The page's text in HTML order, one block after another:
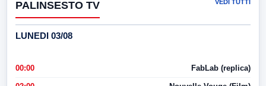
PALINSESTO TV VEDI TUTTI
LUNEDI 03/08
00:00 FabLab (replica)